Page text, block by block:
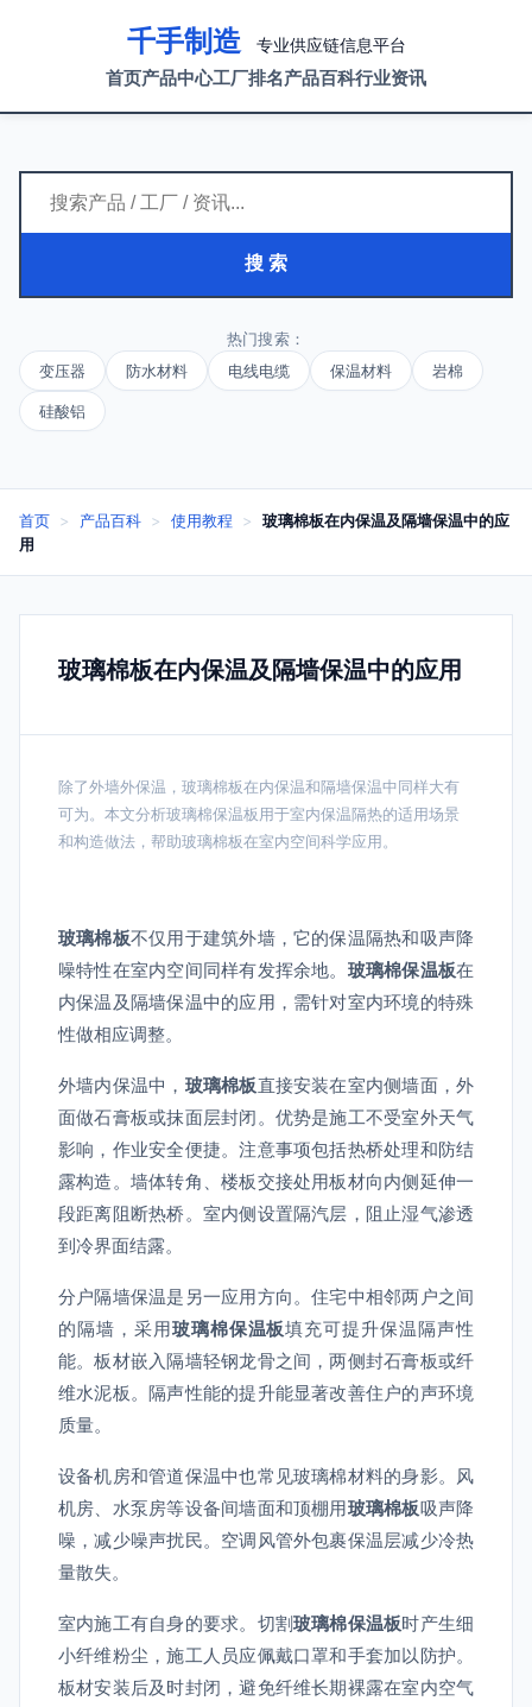
千手制造 专业供应链信息平台
首页产品中心工厂排名产品百科行业资讯
搜 索
热门搜索：
变压器
防水材料 电线电缆 保温材料 岩棉
硅酸铝
首页 > 产品百科 > 使用教程 >
玻璃棉板在内保温及隔墙保温中的应
用
玻璃棉板在内保温及隔墙保温中的应用
除了外墙外保温，玻璃棉板在内保温和隔墙保温中同样大有
可为。本文分析玻璃棉保温板用于室内保温隔热的适用场景
和构造做法，帮助玻璃棉板在室内空间科学应用。
玻璃棉板不仅用于建筑外墙，它的保温隔热和吸声降
噪特性在室内空间同样有发挥余地。 玻璃棉保温板在
内保温及隔墙保温中的应用，需针对室内环境的特殊
性做相应调整。
外墙内保温中， 玻璃棉板直接安装在室内侧墙面，外
面做石膏板或抹面层封闭。优势是施工不受室外天气
影响，作业安全便捷。注意事项包括热桥处理和防结
露构造。墙体转角、楼板交接处用板材向内侧延伸一
段距离阻断热桥。室内侧设置隔汽层，阻止湿气渗透
到冷界面结露。
分户隔墙保温是另一应用方向。住宅中相邻两户之间
的隔墙，采用玻璃棉保温板填充可提升保温隔声性
能。板材嵌入隔墙轻钢龙骨之间，两侧封石膏板或纤
维水泥板。隔声性能的提升能显著改善住户的声环境
质量。
设备机房和管道保温中也常见玻璃棉材料的身影。风
机房、水泵房等设备间墙面和顶棚用玻璃棉板吸声降
噪，减少噪声扰民。空调风管外包裹保温层减少冷热
量散失。
室内施工有自身的要求。切割玻璃棉保温板时产生细
小纤维粉尘，施工人员应佩戴口罩和手套加以防护。
板材安装后及时封闭，避免纤维长期裸露在室内空气